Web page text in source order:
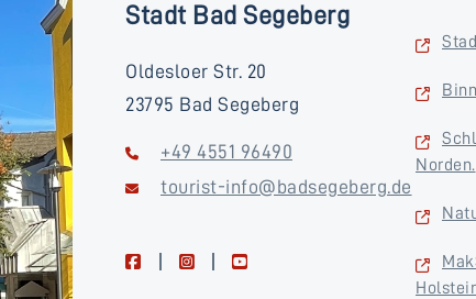
Stadt Bad Segeberg
Oldesloer Str. 20
23795 Bad Segeberg
+49 4551 96490
tourist-info@badsegeberg.de
facebookinstagramyoutube
Norden.